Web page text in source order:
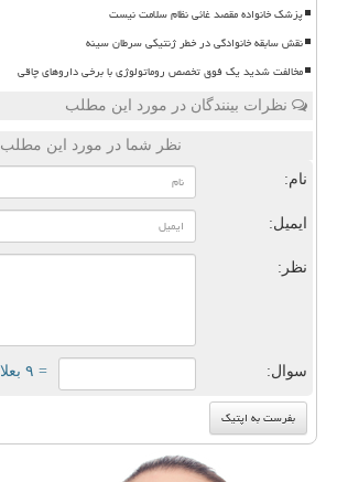
پزشک خانواده مقصد غائی نظام سلامت نیست
نقش سابقه خانوادگی در خطر ژنتیکی سرطان سینه
مخالفت شدید یک فوق تخصص روماتولوژی با برخی داروهای چاقی
نظرات بینندگان در مورد این مطلب
نظر شما در مورد این مطلب
نام:
ایمیل:
نظر:
سوال: = ۹ بعلاوه ۵